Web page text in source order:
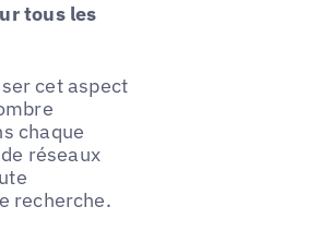
tous les
cet aspect
chaque
réseaux
recherche.